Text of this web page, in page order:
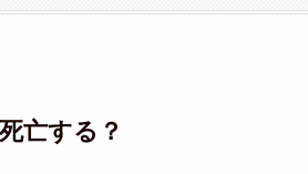
亡する？